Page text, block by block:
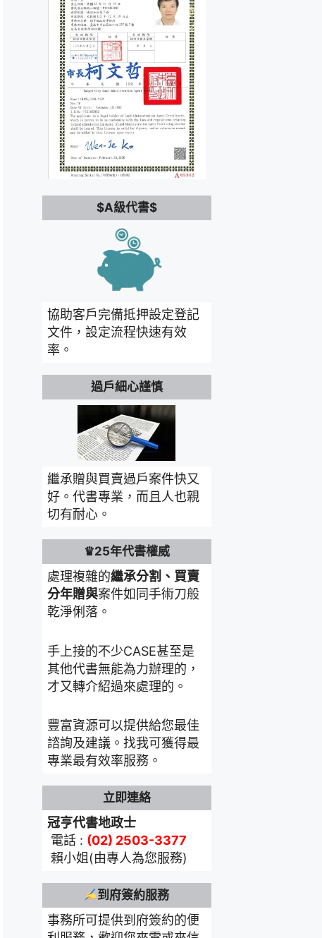
$A級代書$
協助客戶完備抵押設定登記
文件，設定流程快速有效
率。
過戶細心謹慎
繼承贈與買賣過戶案件快又
好。代書專業，而且人也親
切有耐心。
♛25年代書權威
處理複雜的繼承分割、買賣
分年贈與案件如同手術刀般
乾淨俐落。
手上接的不少CASE甚至是
其他代書無能為力辦理的，
才又轉介紹過來處理的。
豐富資源可以提供給您最佳
諮詢及建議。找我可獲得最
專業最有效率服務。
立即連絡
冠亨代書地政士
電話 : (02) 2503-3377
賴小姐(由專人為您服務)
到府簽約服務
事務所可提供到府簽約的便